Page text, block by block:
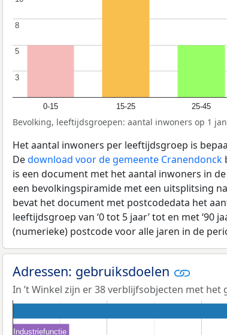
0-15 15-25 25-45
3
3
5
5
8
8
Bevolking, leeftijdsgroepen: aantal inwoners op 1
Het aantal inwoners per leeftijdsgroep is
Dedownload voor de gemeente Cranendonck
is een document met het aantal inwoners in
een bevolkingspiramide met een uitsplitsing
bevat het document met postcodedata het
leeftijdsgroep van ‘0 tot 5 jaar’ tot en met ‘90
(numerieke) postcode voor alle jaren in de
Adressen: gebruiksdoelen
In ’t Winkel zijn er 38 verblijfsobjecten met
Industriefunctie